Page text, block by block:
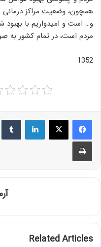
همچون، وضعیت مراکز
و… است و امیدواریم با
مردم است، در تمام کشور به
1352
LinkedIn
Print
Related Articles